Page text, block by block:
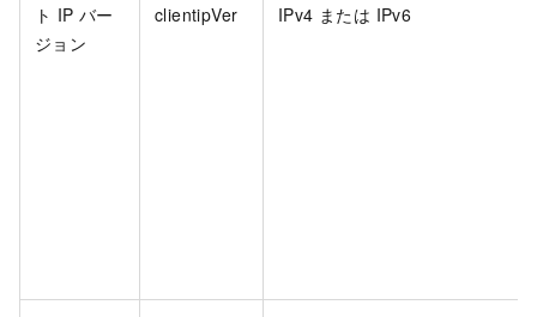
ト IP バー
ジョン
clientipVer IPv4 または IPv6